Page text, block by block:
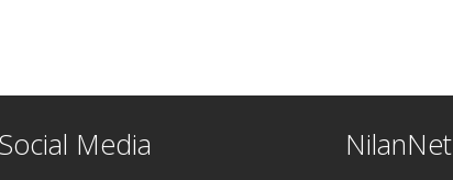
Social Media NilanNet